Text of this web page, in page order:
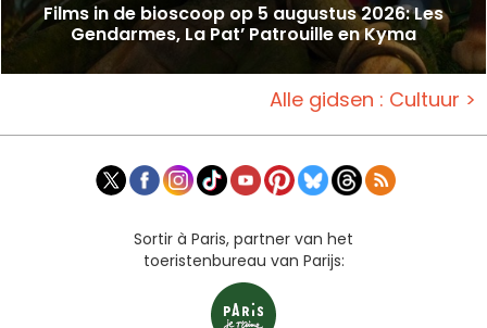
Films in de bioscoop op 5 augustus 2026: Les
Gendarmes, La Pat’ Patrouille en Kyma
Alle gidsen : Cultuur >
Sortir à Paris, partner van het
toeristenbureau van Parijs: